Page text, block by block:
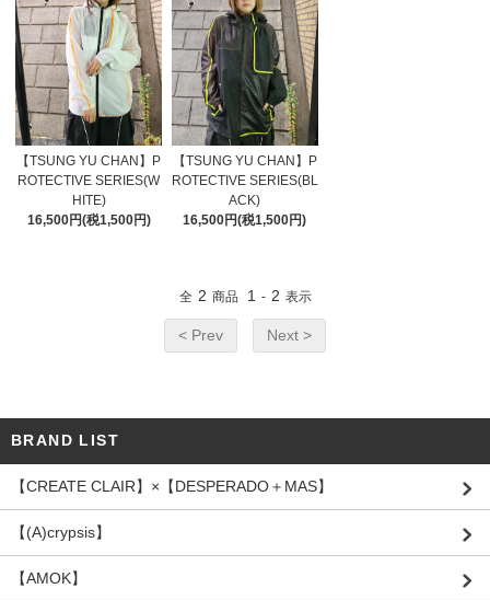
【TSUNG YU CHAN】P
ROTECTIVE SERIES(W
HITE)
16,500円(税1,500円)
【TSUNG YU CHAN】P
ROTECTIVE SERIES(BL
ACK)
16,500円(税1,500円)
全 2 商品 1 - 2 表示
< Prev Next >
BRAND LIST
【CREATE CLAIR】×【DESPERADO＋MAS】
【(A)crypsis】
【AMOK】